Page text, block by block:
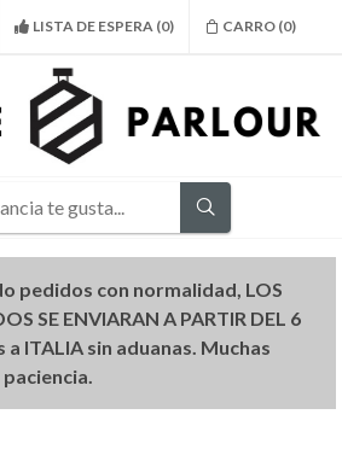
LISTA DE ESPERA(0) CARRO (0)
pedidos con normalidad, LOS
SE ENVIARAN A PARTIR DEL 6
a ITALIA sin aduanas. Muchas